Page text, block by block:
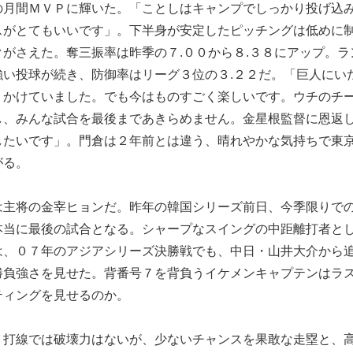
間ＭＶＰに輝いた。「ことしはキャンプでしっかり投げ込
とてもいいです」。下半身が安定したピッチングは低めに
さえた。奪三振率は昨季の７.００から８.３８にアップ。ラ
投球が続き、防御率はリーグ３位の３.２２だ。「巨人にい
けていました。でも今はものすごく楽しいです。ウチのチ
みんな試合を最後まであきらめません。金星根監督に恩返
いです」。門倉は２年前とは違う、晴れやかな気持ちで東
。
将の金宰ヒョンだ。昨年の韓国シリーズ前日、今季限りで
に最後の試合となる。シャープなスイングの中距離打者と
０７年のアジアシリーズ決勝戦でも、中日・山井大介から
強さを見せた。背番号７を背負うイケメンキャプテンはラ
ングを見せるのか。
線では破壊力はないが、少ないチャンスを果敢な走塁と、